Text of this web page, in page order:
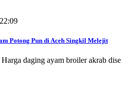
Potong Pun di Aceh Singkil Melejit
daging ayam broiler akrab